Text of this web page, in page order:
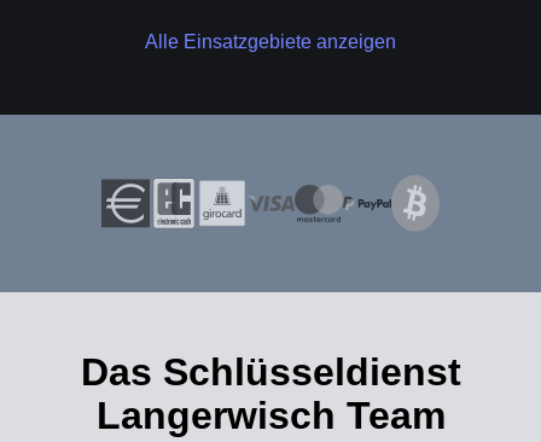
Alle Einsatzgebiete anzeigen
Das Schlüsseldienst
Langerwisch Team